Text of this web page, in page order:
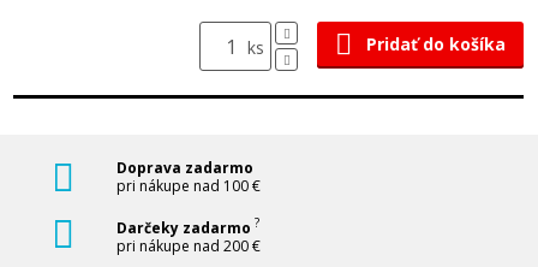
ks Pridať do košíka
Doprava zadarmo
pri nákupe nad 100 €
Darčeky zadarmo ?
pri nákupe nad 200 €